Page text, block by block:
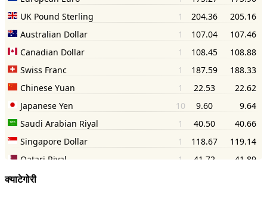
क्याटेगोरी